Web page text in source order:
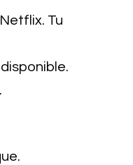
Tu